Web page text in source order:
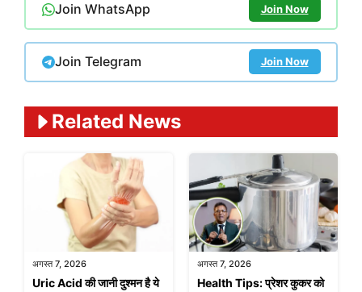
Join WhatsApp Join Now
Join Telegram Join Now
Related News
अगस्त 7, 2026
Uric Acid की जानी दुश्मन है ये
अगस्त 7, 2026
Health Tips: प्रेशर कुकर को